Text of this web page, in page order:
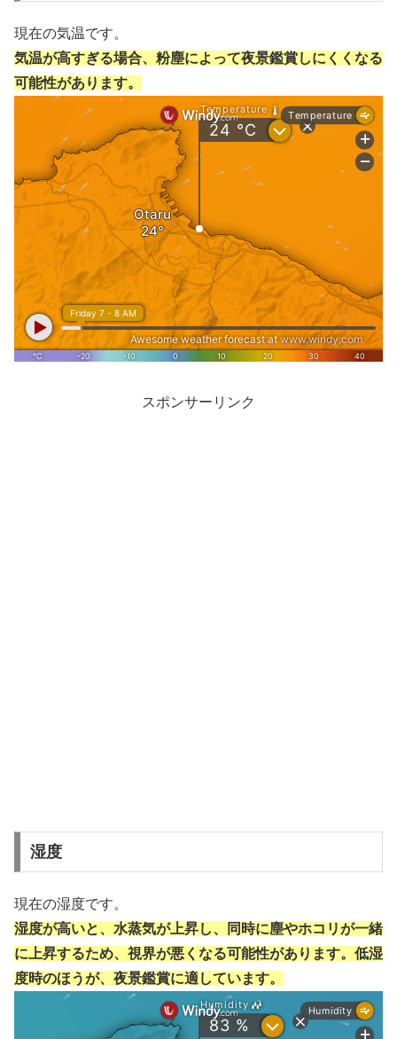
現在の気温です。
気温が高すぎる場合、粉塵によって夜景鑑賞しにくくなる
可能性があります。
スポンサーリンク
湿度
現在の湿度です。
湿度が高いと、水蒸気が上昇し、同時に塵やホコリが一緒
に上昇するため、視界が悪くなる可能性があります。低湿
度時のほうが、夜景鑑賞に適しています。